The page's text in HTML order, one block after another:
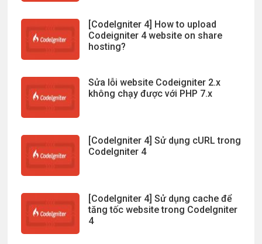
[CodeIgniter 4] How to upload
Codeigniter 4 website on share
hosting?
Sửa lỗi website Codeigniter 2.x
không chạy được với PHP 7.x
[CodeIgniter 4] Sử dụng cURL trong
CodeIgniter 4
[CodeIgniter 4] Sử dụng cache để
tăng tốc website trong CodeIgniter
4